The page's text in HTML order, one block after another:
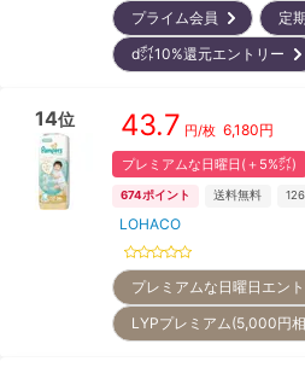
プライム会員
定
d㌽10%還元エントリー
14位 43.7 円/枚 6,180円
プレミアムな日曜日(＋5%㌽)
674ポイント 送料無料 126
LOHACO
プレミアムな日曜日エン
LYPプレミアム(5,000円